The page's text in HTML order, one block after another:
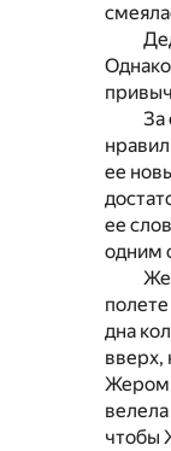
За
ее
ее
одним
дна
вверх,
Жером
чтобы